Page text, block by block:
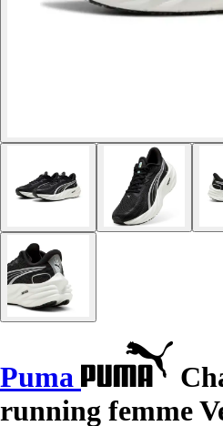
Puma
running femme